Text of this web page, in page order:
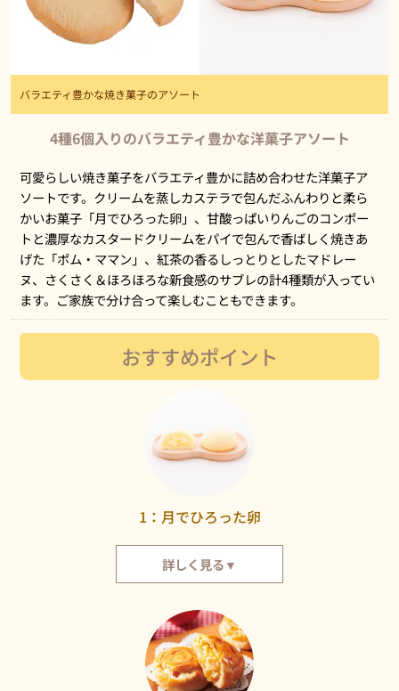
バラエティ豊かな焼き菓子のアソート
4種6個入りのバラエティ豊かな洋菓子アソート
可愛らしい焼き菓子をバラエティ豊かに詰め合わせた洋菓子ア
ソートです。クリームを蒸しカステラで包んだふんわりと柔ら
かいお菓子「月でひろった卵」、甘酸っぱいりんごのコンポー
トと濃厚なカスタードクリームをパイで包んで香ばしく焼きあ
げた「ポム・ママン」、紅茶の香るしっとりとしたマドレー
ヌ、さくさく＆ほろほろな新食感のサブレの計4種類が入ってい
ます。ご家族で分け合って楽しむこともできます。
おすすめポイント
1：月でひろった卵
詳しく見る▼
ており、とってもまろやかでクリーミー。中には、国産の和栗の粒が入って
います。2010年に累計生産個数が1億個を突破し、2017年には菓子博にて厚
生労働大臣賞を受賞しました。山口県を代表する銘菓です。